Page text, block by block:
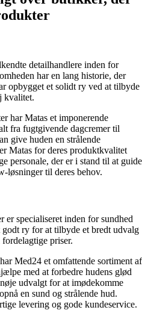
detailhandlere inden for
har en lang historie, der
opbygget et solidt ry ved at tilbyde
kvalitet.
har Matas et imponerende
fra fugtgivende dagcremer til
give huden en strålende
Matas for deres produktkvalitet
personale, der er i stand til at guide
løsninger til deres behov.
er specialiseret inden for sundhed
ry for at tilbyde et bredt udvalg
priser.
Med24 et omfattende sortiment af
med at forbedre hudens glød
udvalgt for at imødekomme
en sund og strålende hud.
levering og gode kundeservice.